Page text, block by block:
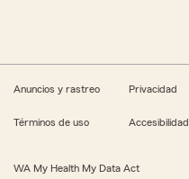
Anuncios y rastreo Privacidad
Términos de uso Accesibilidad
WA My Health My Data Act